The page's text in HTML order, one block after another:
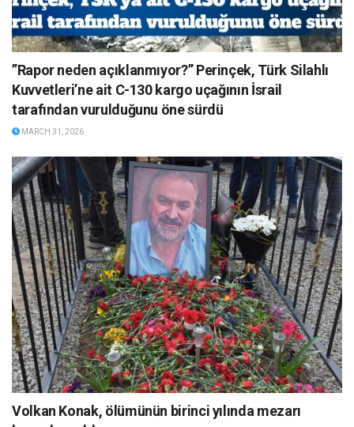
”Rapor neden açıklanmıyor?” Perinçek, Türk Silahlı
Kuvvetleri’ne ait C-130 kargo uçağının İsrail
tarafından vurulduğunu öne sürdü
MARCH 31, 2026
Volkan Konak, ölümünün birinci yılında mezarı